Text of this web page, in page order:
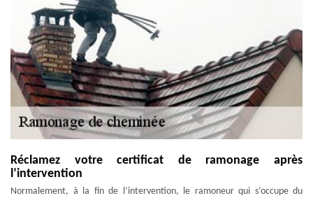
Réclamez votre certificat de ramonage après
l’intervention
Normalement, à la fin de l’intervention, le ramoneur qui s’occupe du